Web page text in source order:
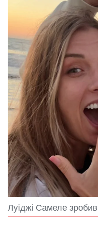
Луїджі Самеле